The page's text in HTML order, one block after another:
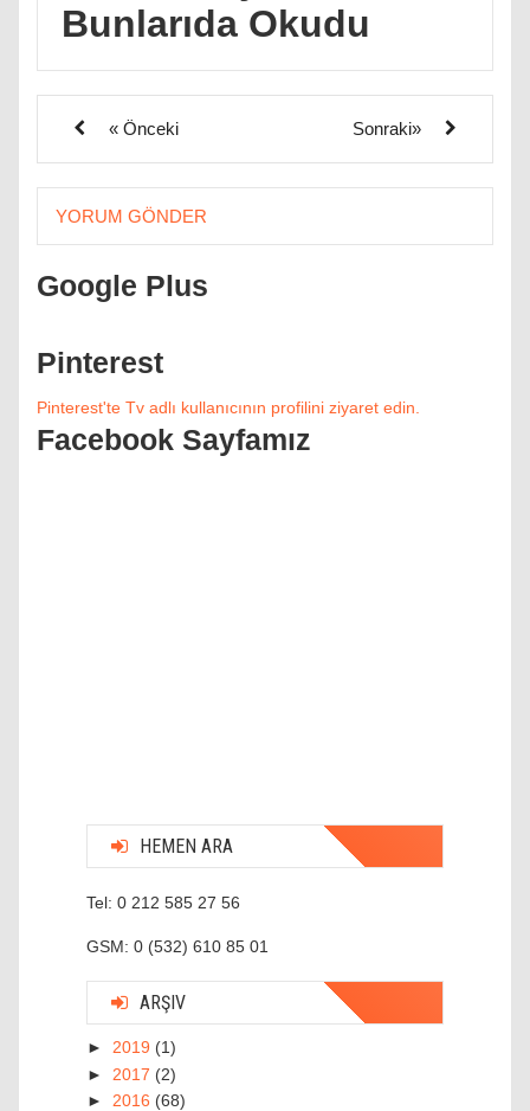
Bunlarıda Okudu
« Önceki Sonraki»
YORUM GÖNDER
Google Plus
Pinterest
Pinterest'te Tv adlı kullanıcının profilini ziyaret edin.
Facebook Sayfamız
HEMEN ARA
Tel: 0 212 585 27 56
GSM: 0 (532) 610 85 01
ARŞIV
► 2019 (1)
► 2017 (2)
► 2016 (68)